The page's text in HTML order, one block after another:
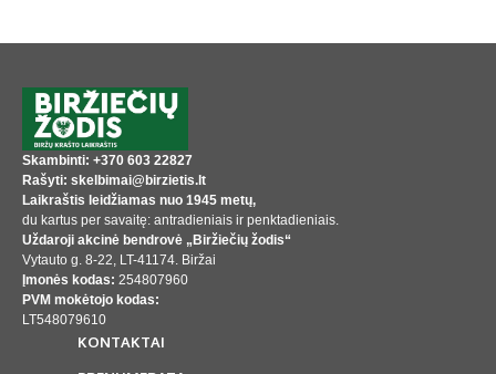
Skambinti: +370 603 22827
Rašyti: skelbimai@birzietis.lt
Laikraštis leidžiamas nuo 1945 metų,
du kartus per savaitę: antradieniais ir penktadieniais.
Uždaroji akcinė bendrovė „Biržiečių žodis“
Vytauto g. 8-22, LT-41174. Biržai
Įmonės kodas: 254807960
PVM mokėtojo kodas:
LT548079610
KONTAKTAI